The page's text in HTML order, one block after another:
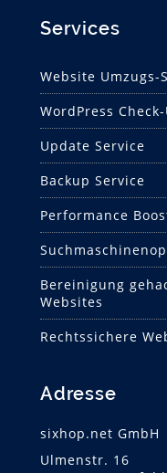
Services
Website Umzugs-
WordPress Check-
Update Service
Backup Service
Performance
Bereinigung
Websites
Rechtssichere
Adresse
sixhop.net GmbH
Ulmenstr. 16